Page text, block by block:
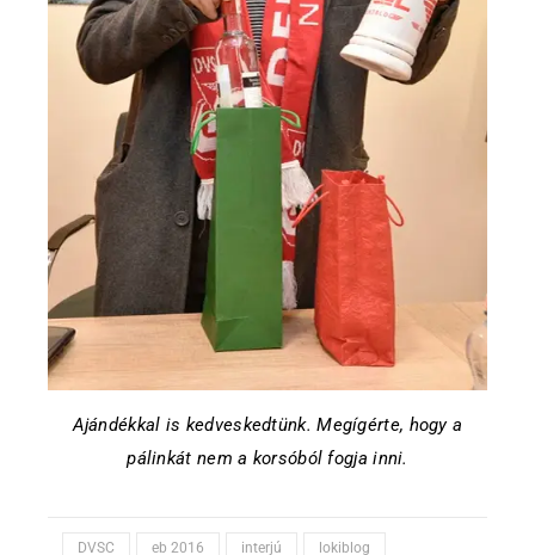
Ajándékkal is kedveskedtünk. Megígérte, hogy a
pálinkát nem a korsóból fogja inni.
DVSC eb 2016 interjú
lokiblog